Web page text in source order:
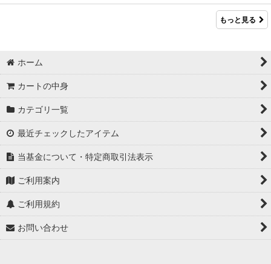
もっと見る
ホーム
カートの中身
カテゴリ一覧
最近チェックしたアイテム
当基金について・特定商取引法表示
ご利用案内
ご利用規約
お問い合わせ